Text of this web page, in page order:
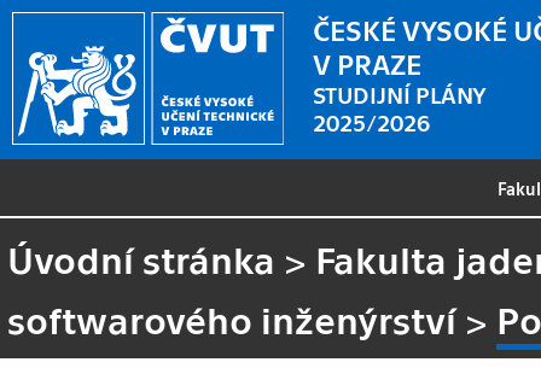
ČESKÉ VYSOKÉ
V PRAZE
STUDIJNÍ PLÁNY
2025/2026
Úvodní stránka > Fakulta
softwarového inženýrství>